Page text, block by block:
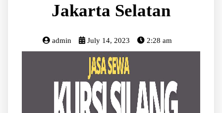
Jakarta Selatan
admin July 14, 2023 2:28 am